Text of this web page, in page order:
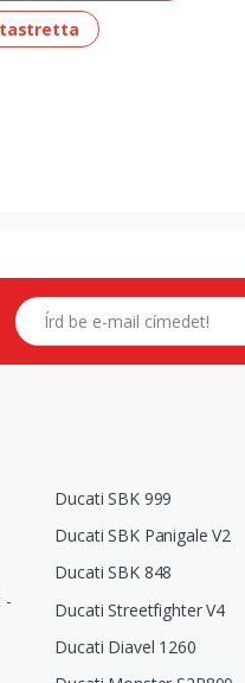
E-mail címed
-
Ducati SBK 999
Ducati SBK Panigale V2
Ducati SBK 848
Ducati Streetfighter V4
Ducati Diavel 1260